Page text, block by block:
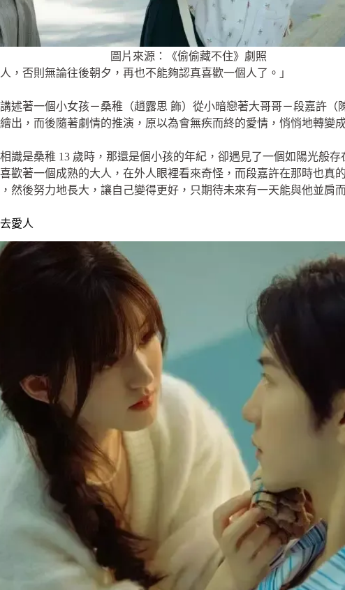
圖片來源：《偷偷藏不住》劇照
，否則無論往後朝夕，再也不能夠認真喜歡一個人了。」
述著一個小女孩－桑稚（趙露思 飾）從小暗戀著大哥哥－段嘉許（
出，而後隨著劇情的推演，原以為會無疾而終的愛情，悄悄地轉變
識是桑稚 13 歲時，那還是個小孩的年紀，卻遇見了一個如陽光般
歡著一個成熟的大人，在外人眼裡看來奇怪，而段嘉許在那時也真
然後努力地長大，讓自己變得更好，只期待未來有一天能與他並肩
愛人